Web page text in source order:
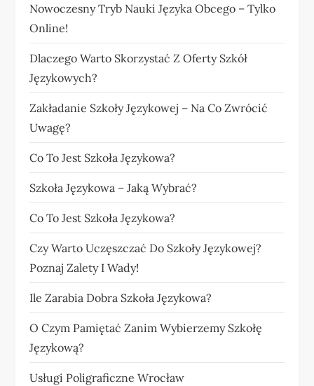
Nowoczesny Tryb Nauki Języka Obcego – Tylko
Online!
Dlaczego Warto Skorzystać Z Oferty Szkół
Językowych?
Zakładanie Szkoły Językowej – Na Co Zwrócić
Uwagę?
Co To Jest Szkoła Językowa?
Szkoła Językowa – Jaką Wybrać?
Co To Jest Szkoła Językowa?
Czy Warto Uczęszczać Do Szkoły Językowej?
Poznaj Zalety I Wady!
Ile Zarabia Dobra Szkoła Językowa?
O Czym Pamiętać Zanim Wybierzemy Szkołę
Językową?
Usługi Poligraficzne Wrocław